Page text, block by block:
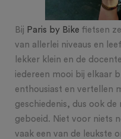
Bij Paris by Bike fietsen
van allerlei niveaus en
lekker klein en de
iedereen mooi bij elkaar
enthousiast en vertellen
geschiedenis, dus ook
geboeid. Niet voor niets
vaak een van de leukste